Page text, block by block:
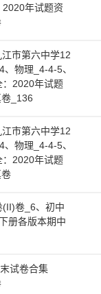
年试题资
市第六中学12
物理_4-4-5、
2020年试题
_136
市第六中学12
物理_4-4-5、
2020年试题
卷_6、初中
册各版本期中
试卷合集